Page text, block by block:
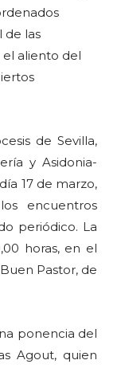
de las
el aliento del
de Sevilla,
y Asidonia-
17 de marzo,
encuentros
periódico. La
horas, en el
Pastor, de
ponencia del
Agout, quien